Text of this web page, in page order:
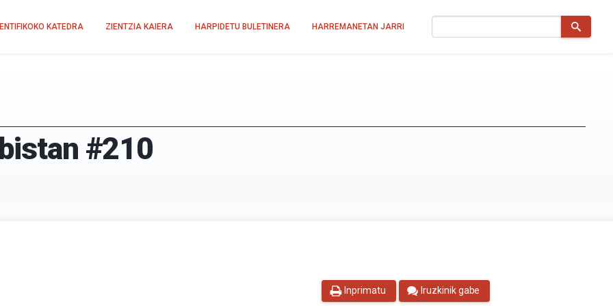
KATEDRA ZIENTZIA KAIERA HARPIDETU BULETINERA HARREMANETAN JARRI
#210
Inprimatu Iruzkinik gabe